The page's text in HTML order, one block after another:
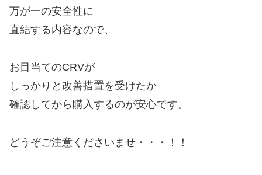
万が一の安全性に
直結する内容なので、
お目当てのCRVが
しっかりと改善措置を受けたか
確認してから購入するのが安心です。
どうぞご注意くださいませ・・・！！